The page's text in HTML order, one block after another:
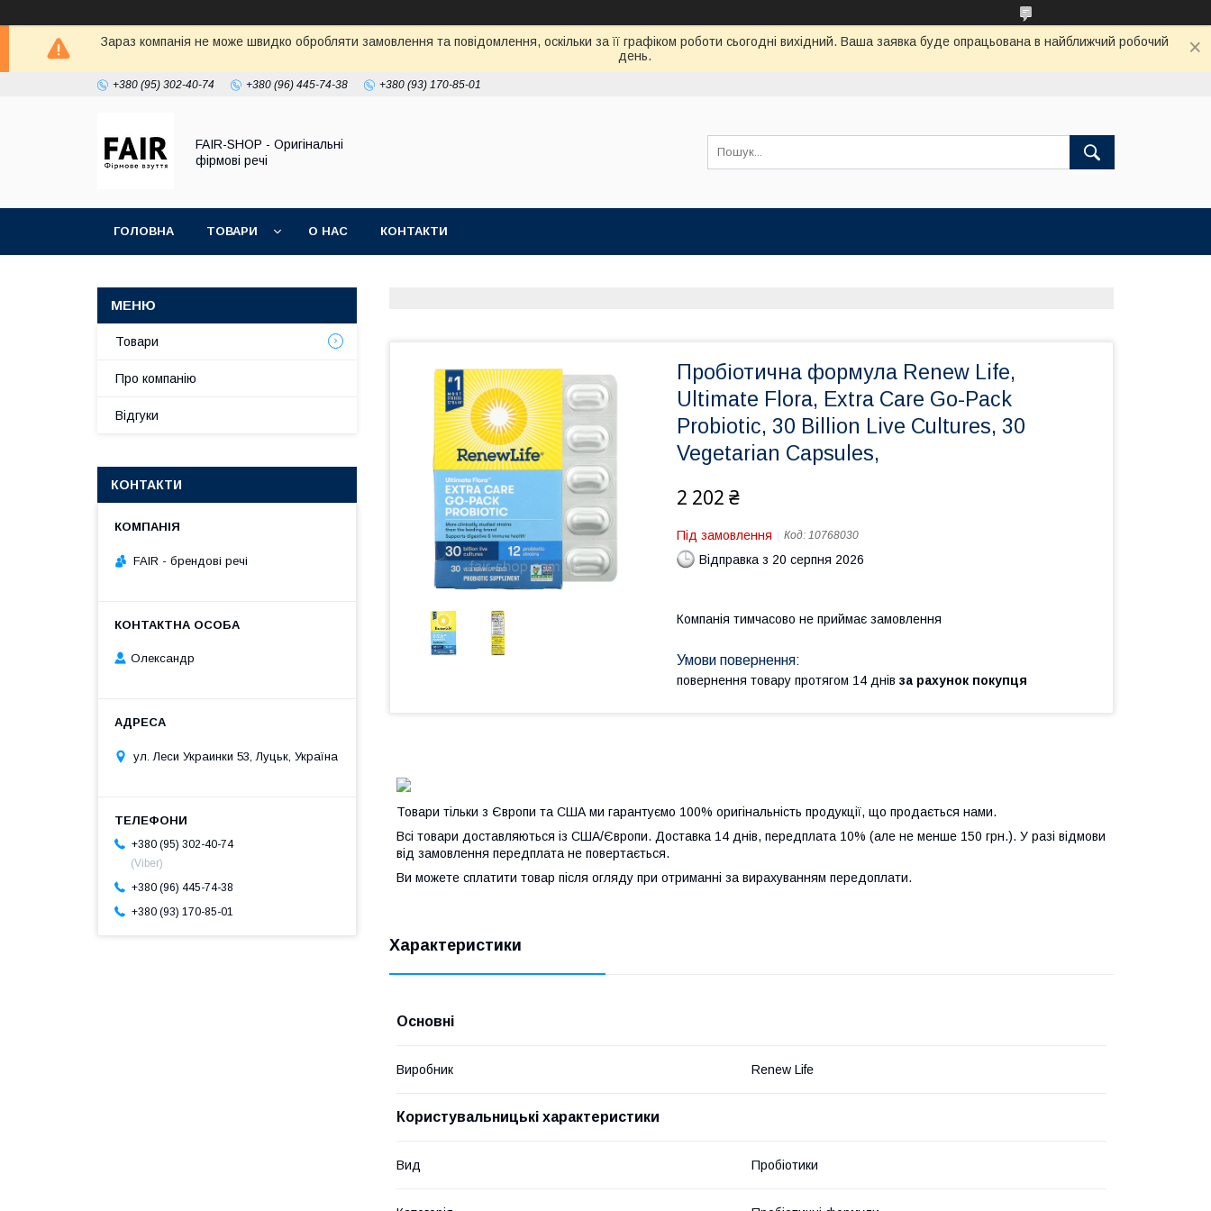
Зараз компанія не може швидко обробляти замовлення та повідомлення, оскільки за її графіком роботи сьогодні вихідний. Ваша заявка буде опрацьована в найближчий робочий
день.
+380 (95) 302-40-74 +380 (96) 445-74-38 +380 (93) 170-85-01
FAIR-SHOP - Оригінальні
фірмові речі
ГОЛОВНА ТОВАРИ О НАС КОНТАКТИ
Пробіотична формула Renew Life,
Ultimate Flora, Extra Care Go-Pack
Probiotic, 30 Billion Live Cultures, 30
Vegetarian Capsules,
2 202 ₴
Під замовлення Код: 10768030
Відправка з 20 серпня 2026
Компанія тимчасово не приймає замовлення
повернення товару протягом 14 днів за рахунок покупця
Товари тільки з Європи та США ми гарантуємо 100% оригінальність продукції, що продається нами.
Всі товари доставляються із США/Європи. Доставка 14 днів, передплата 10% (але не менше 150 грн.). У разі відмови
від замовлення передплата не повертається.
Ви можете сплатити товар після огляду при отриманні за вирахуванням передоплати.
Характеристики
Основні
Виробник Renew Life
Користувальницькі характеристики
Вид Пробіотики
Товари
Про компанію
Відгуки
КОНТАКТИ
FAIR - брендові речі
Олександр
ул. Леси Украинки 53, Луцьк, Україна
+380 (95) 302-40-74
(Viber)
+380 (96) 445-74-38
+380 (93) 170-85-01